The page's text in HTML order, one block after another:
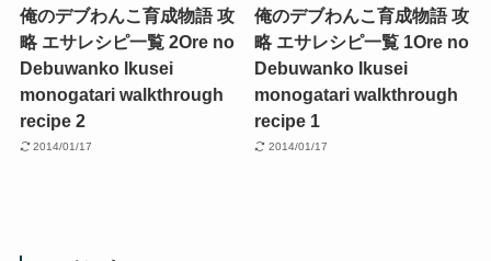
俺のデブわんこ育成物語 攻
略 エサレシピ一覧 2Ore no
Debuwanko Ikusei
monogatari walkthrough
recipe 2
2014/01/17
俺のデブわんこ育成物語 攻
略 エサレシピ一覧 1Ore no
Debuwanko Ikusei
monogatari walkthrough
recipe 1
2014/01/17